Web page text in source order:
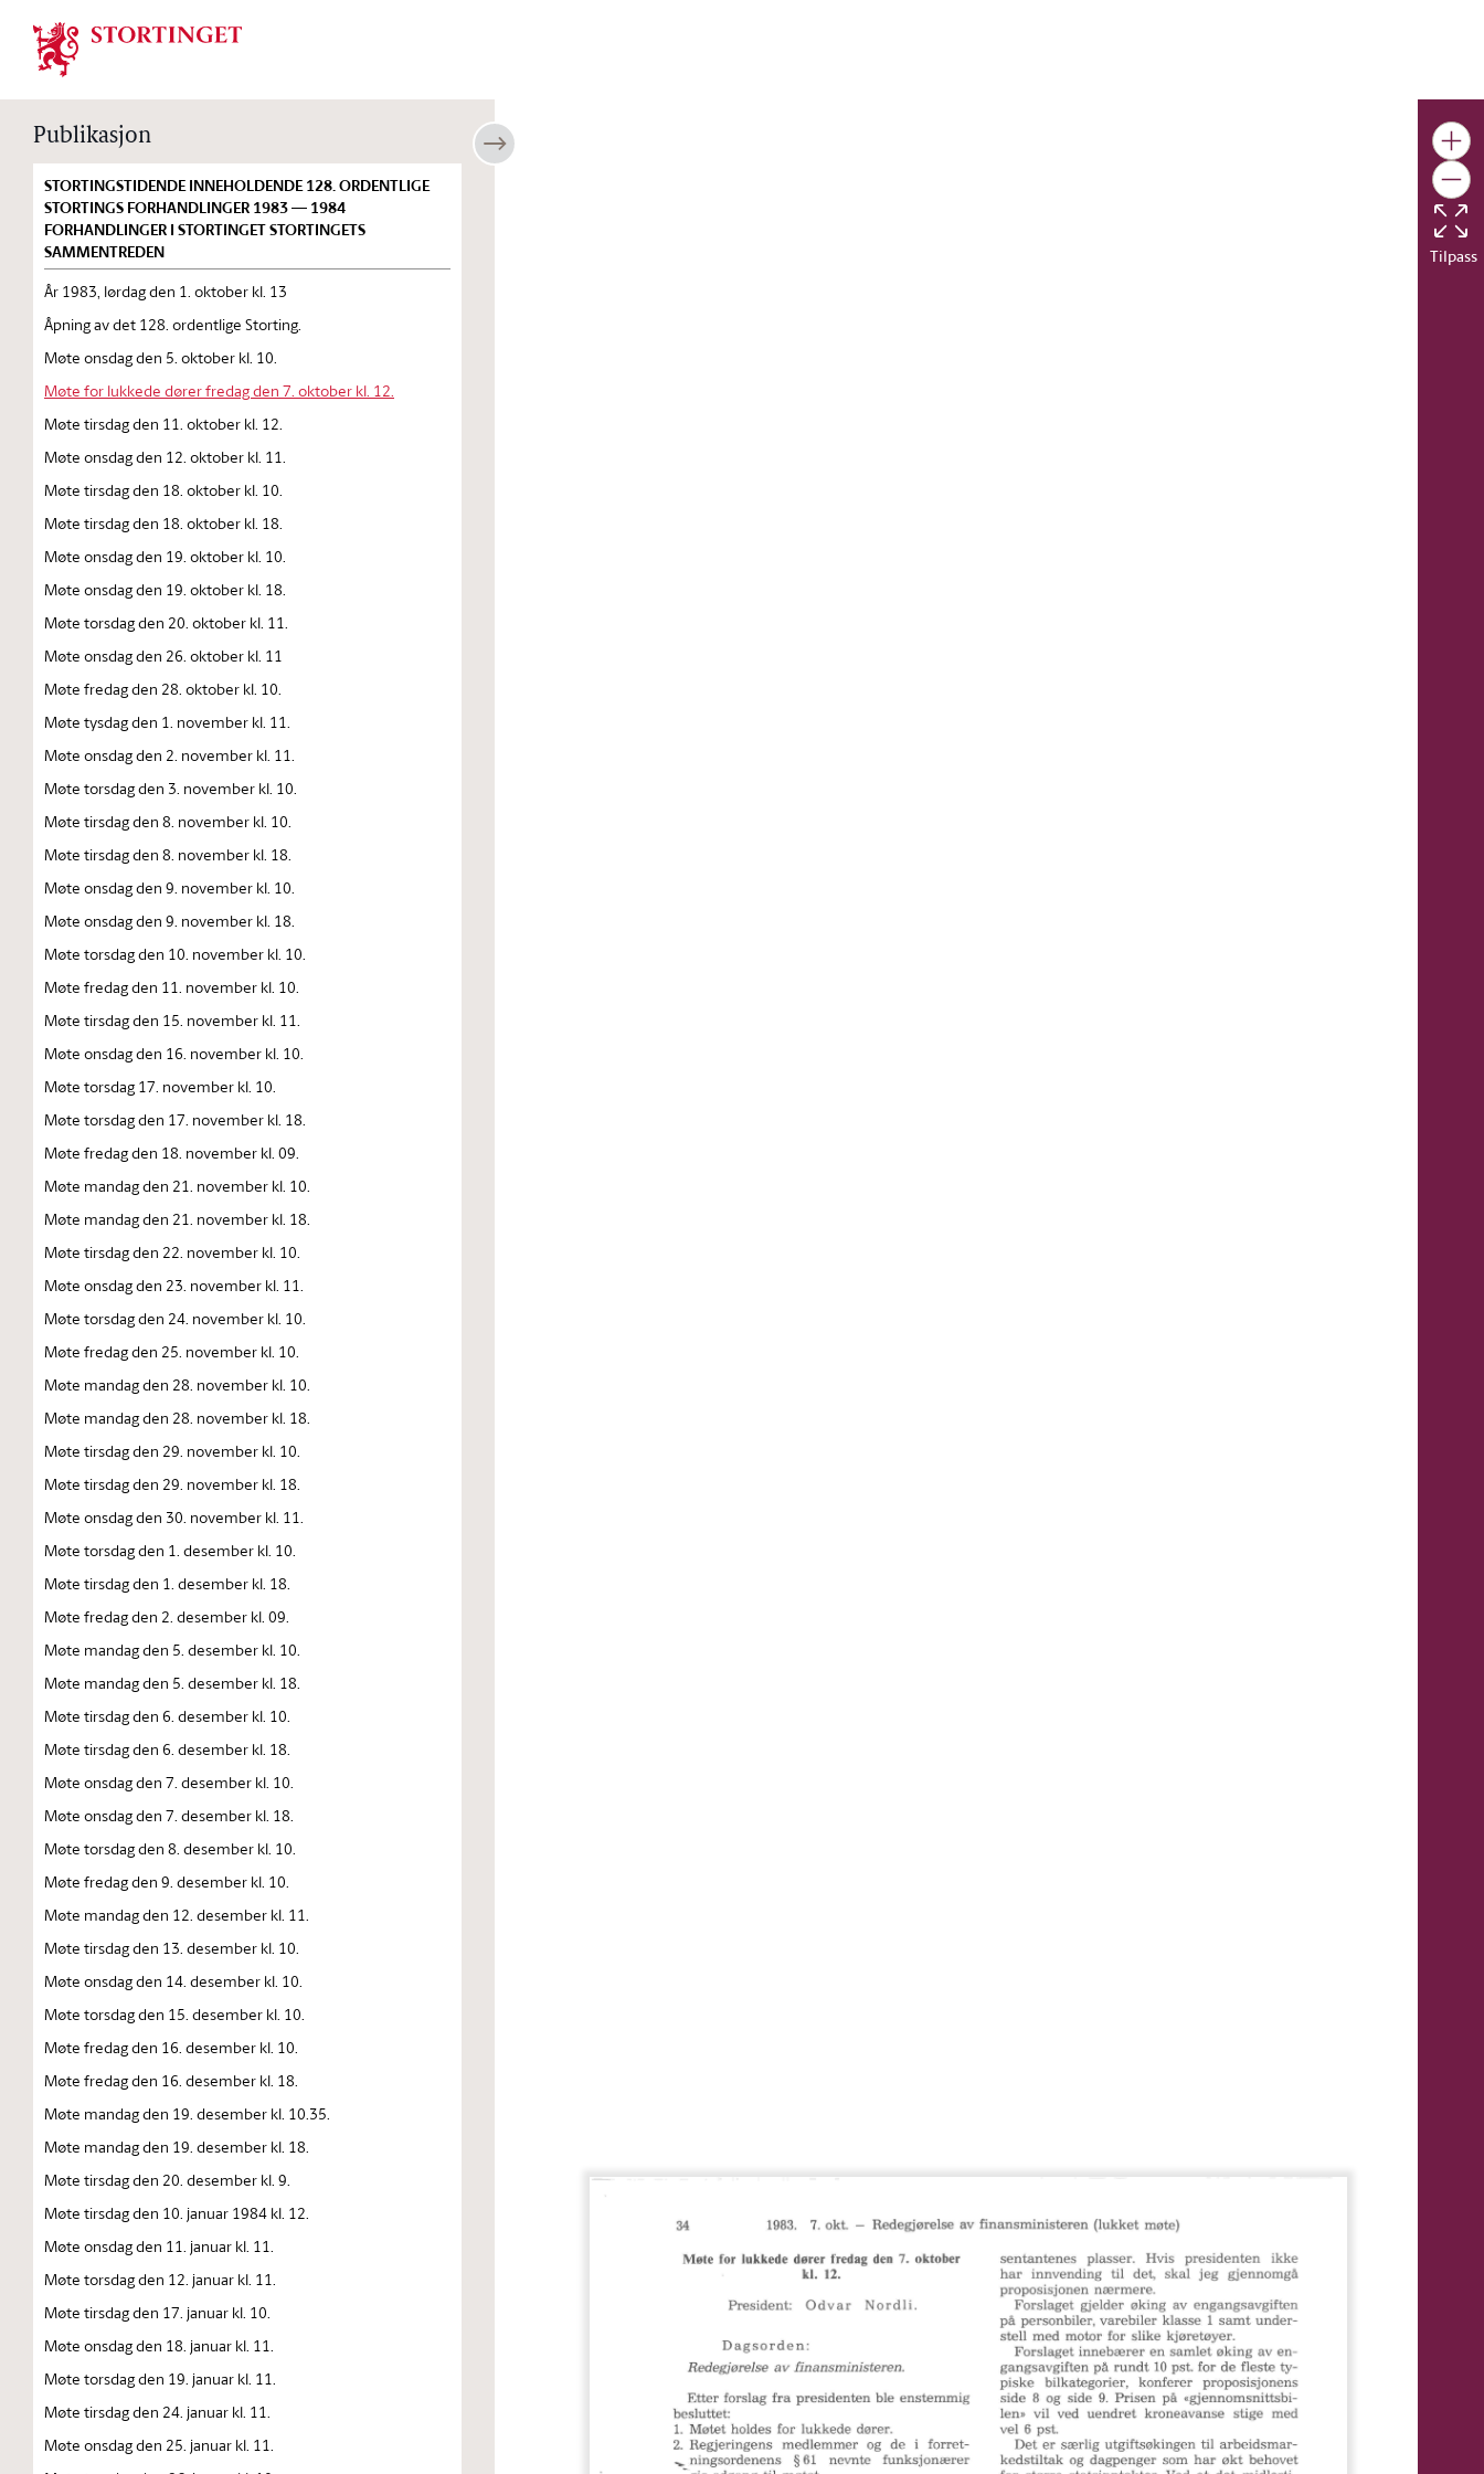
Stortinget.no
Publikasjon
STORTINGSTIDENDE INNEHOLDENDE 128. ORDENTLIGE
STORTINGS FORHANDLINGER 1983 — 1984
FORHANDLINGER I STORTINGET STORTINGETS
SAMMENTREDEN
År 1983, lørdag den 1. oktober kl. 13
Åpning av det 128. ordentlige Storting.
Møte onsdag den 5. oktober kl. 10.
Møte for lukkede dører fredag den 7. oktober kl. 12.
Møte tirsdag den 11. oktober kl. 12.
Møte onsdag den 12. oktober kl. 11.
Møte tirsdag den 18. oktober kl. 10.
Møte tirsdag den 18. oktober kl. 18.
Møte onsdag den 19. oktober kl. 10.
Møte onsdag den 19. oktober kl. 18.
Møte torsdag den 20. oktober kl. 11.
Møte onsdag den 26. oktober kl. 11
Møte fredag den 28. oktober kl. 10.
Møte tysdag den 1. november kl. 11.
Møte onsdag den 2. november kl. 11.
Møte torsdag den 3. november kl. 10.
Møte tirsdag den 8. november kl. 10.
Møte tirsdag den 8. november kl. 18.
Møte onsdag den 9. november kl. 10.
Møte onsdag den 9. november kl. 18.
Møte torsdag den 10. november kl. 10.
Møte fredag den 11. november kl. 10.
Møte tirsdag den 15. november kl. 11.
Møte onsdag den 16. november kl. 10.
Møte torsdag 17. november kl. 10.
Møte torsdag den 17. november kl. 18.
Møte fredag den 18. november kl. 09.
Møte mandag den 21. november kl. 10.
Møte mandag den 21. november kl. 18.
Møte tirsdag den 22. november kl. 10.
Møte onsdag den 23. november kl. 11.
Møte torsdag den 24. november kl. 10.
Møte fredag den 25. november kl. 10.
Møte mandag den 28. november kl. 10.
Møte mandag den 28. november kl. 18.
Møte tirsdag den 29. november kl. 10.
Møte tirsdag den 29. november kl. 18.
Møte onsdag den 30. november kl. 11.
Møte torsdag den 1. desember kl. 10.
Møte tirsdag den 1. desember kl. 18.
Møte fredag den 2. desember kl. 09.
Møte mandag den 5. desember kl. 10.
Møte mandag den 5. desember kl. 18.
Møte tirsdag den 6. desember kl. 10.
Møte tirsdag den 6. desember kl. 18.
Møte onsdag den 7. desember kl. 10.
Møte onsdag den 7. desember kl. 18.
Møte torsdag den 8. desember kl. 10.
Møte fredag den 9. desember kl. 10.
Møte mandag den 12. desember kl. 11.
Møte tirsdag den 13. desember kl. 10.
Møte onsdag den 14. desember kl. 10.
Møte torsdag den 15. desember kl. 10.
Møte fredag den 16. desember kl. 10.
Møte fredag den 16. desember kl. 18.
Møte mandag den 19. desember kl. 10.35.
Møte mandag den 19. desember kl. 18.
Møte tirsdag den 20. desember kl. 9.
Møte tirsdag den 10. januar 1984 kl. 12.
Møte onsdag den 11. januar kl. 11.
Møte torsdag den 12. januar kl. 11.
Møte tirsdag den 17. januar kl. 10.
Møte onsdag den 18. januar kl. 11.
Møte torsdag den 19. januar kl. 11.
Møte tirsdag den 24. januar kl. 11.
Møte onsdag den 25. januar kl. 11.